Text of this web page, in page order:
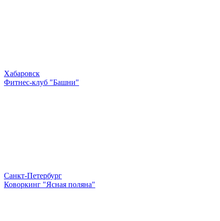
Хабаровск
Фитнес-клуб "Башни"
Санкт-Петербург
Коворкинг "Ясная поляна"